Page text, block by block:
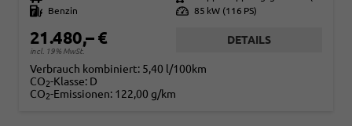
Kraftstoff
Benzin Leistung 85 kW (116 PS)
21.480,– €
incl. 19% MwSt.
DETAILS
Verbrauch kombiniert: 5,40 l/100km
CO2-Klasse: D
CO2-Emissionen: 122,00 g/km